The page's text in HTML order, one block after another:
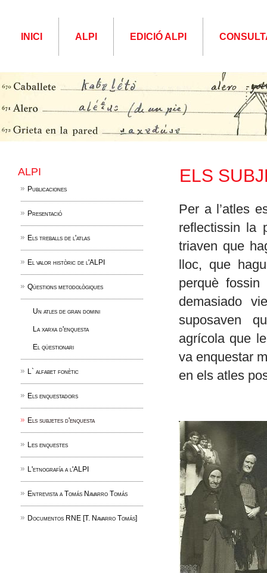
INICI ALPI EDICIÓ ALPI
ALPI
Publicaciones
Presentació
Els treballs de l'atlas
El valor històric de l'ALPI
Qüestions metodològiques
Un atles de gran domini
La xarxa d'enquesta
El qüestionari
L` alfabet fonètic
Els enquestadors
Els subjetes d'enquesta
Les enquestes
L'etnografía a l'ALPI
Entrevista a Tomás Navarro Tomás
Documentos RNE [T. Navarro Tomás]
ELS
Per a l’atles
reflectissin la
triaven que
lloc, que
perquè
demasiado
suposaven
agrícola que
va enquestar
en els atles